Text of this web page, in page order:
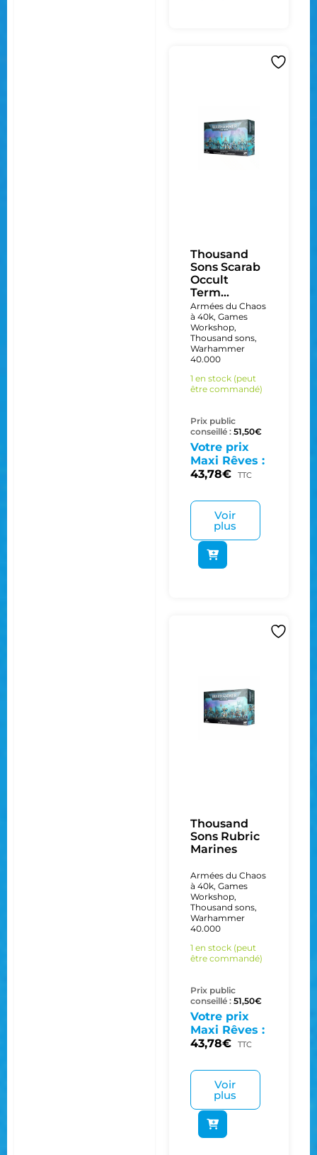
Thousand
Sons Scarab
Occult
Term...
Armées du Chaos
à 40k, Games
Workshop,
Thousand sons,
Warhammer
40.000
1 en stock (peut
être commandé)
Prix public
conseillé : 51,50€
Votre prix
Maxi Rêves :
43,78€ TTC
Voir
plus
Thousand
Sons Rubric
Marines
Armées du Chaos
à 40k, Games
Workshop,
Thousand sons,
Warhammer
40.000
1 en stock (peut
être commandé)
Prix public
conseillé : 51,50€
Votre prix
Maxi Rêves :
43,78€ TTC
Voir
plus